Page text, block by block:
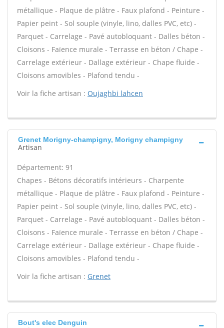
métallique - Plaque de plâtre - Faux plafond - Peinture -
Papier peint - Sol souple (vinyle, lino, dalles PVC, etc) -
Parquet - Carrelage - Pavé autobloquant - Dalles béton -
Cloisons - Faïence murale - Terrasse en béton / Chape -
Carrelage extérieur - Dallage extérieur - Chape fluide -
Cloisons amovibles - Plafond tendu -
Voir la fiche artisan : Oujaghbi lahcen
Grenet Morigny-champigny, Morigny champigny
Artisan
Département: 91
Chapes - Bétons décoratifs intérieurs - Charpente
métallique - Plaque de plâtre - Faux plafond - Peinture -
Papier peint - Sol souple (vinyle, lino, dalles PVC, etc) -
Parquet - Carrelage - Pavé autobloquant - Dalles béton -
Cloisons - Faïence murale - Terrasse en béton / Chape -
Carrelage extérieur - Dallage extérieur - Chape fluide -
Cloisons amovibles - Plafond tendu -
Voir la fiche artisan : Grenet
Bout's elec Denguin